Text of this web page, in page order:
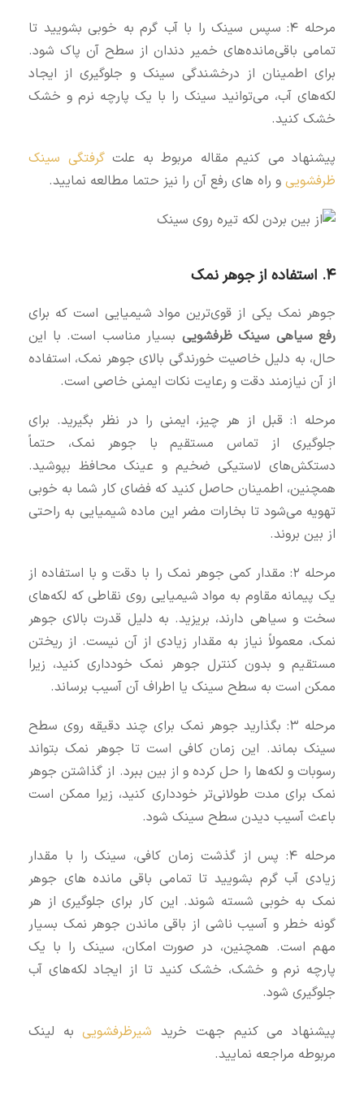
مرحله ۴: سپس سینک را با آب گرم به خوبی بشویید تا
تمامی باقی‌مانده‌های خمیر دندان از سطح آن پاک شود.
برای اطمینان از درخشندگی سینک و جلوگیری از ایجاد
لکه‌های آب، می‌توانید سینک را با یک پارچه نرم و خشک
خشک کنید.
پیشنهاد می کنیم مقاله مربوط به علتگرفتگی سینک
ظرفشویی و راه های رفع آن را نیز حتما مطالعه نمایید.
۴. استفاده از جوهر نمک
جوهر نمک یکی از قوی‌ترین مواد شیمیایی است که برای
رفع سیاهی سینک ظرفشویی بسیار مناسب است. با این
حال، به دلیل خاصیت خورندگی بالای جوهر نمک، استفاده
از آن نیازمند دقت و رعایت نکات ایمنی خاصی است.
مرحله ۱: قبل از هر چیز، ایمنی را در نظر بگیرید. برای
جلوگیری از تماس مستقیم با جوهر نمک، حتماً
دستکش‌های لاستیکی ضخیم و عینک محافظ بپوشید.
همچنین، اطمینان حاصل کنید که فضای کار شما به خوبی
تهویه می‌شود تا بخارات مضر این ماده شیمیایی به راحتی
از بین بروند.
مرحله ۲: مقدار کمی جوهر نمک را با دقت و با استفاده از
یک پیمانه مقاوم به مواد شیمیایی روی نقاطی که لکه‌های
سخت و سیاهی دارند، بریزید. به دلیل قدرت بالای جوهر
نمک، معمولاً نیاز به مقدار زیادی از آن نیست. از ریختن
مستقیم و بدون کنترل جوهر نمک خودداری کنید، زیرا
ممکن است به سطح سینک یا اطراف آن آسیب برساند.
مرحله ۳: بگذارید جوهر نمک برای چند دقیقه روی سطح
سینک بماند. این زمان کافی است تا جوهر نمک بتواند
رسوبات و لکه‌ها را حل کرده و از بین ببرد. از گذاشتن جوهر
نمک برای مدت طولانی‌تر خودداری کنید، زیرا ممکن است
باعث آسیب دیدن سطح سینک شود.
مرحله ۴: پس از گذشت زمان کافی، سینک را با مقدار
زیادی آب گرم بشویید تا تمامی باقی‌ مانده‌ های جوهر
نمک به خوبی شسته شوند. این کار برای جلوگیری از هر
گونه خطر و آسیب ناشی از باقی ماندن جوهر نمک بسیار
مهم است. همچنین، در صورت امکان، سینک را با یک
پارچه نرم و خشک، خشک کنید تا از ایجاد لکه‌های آب
جلوگیری شود.
پیشنهاد می کنیم جهت خرید شیرظرفشوییبه لینک
مربوطه مراجعه نمایید.